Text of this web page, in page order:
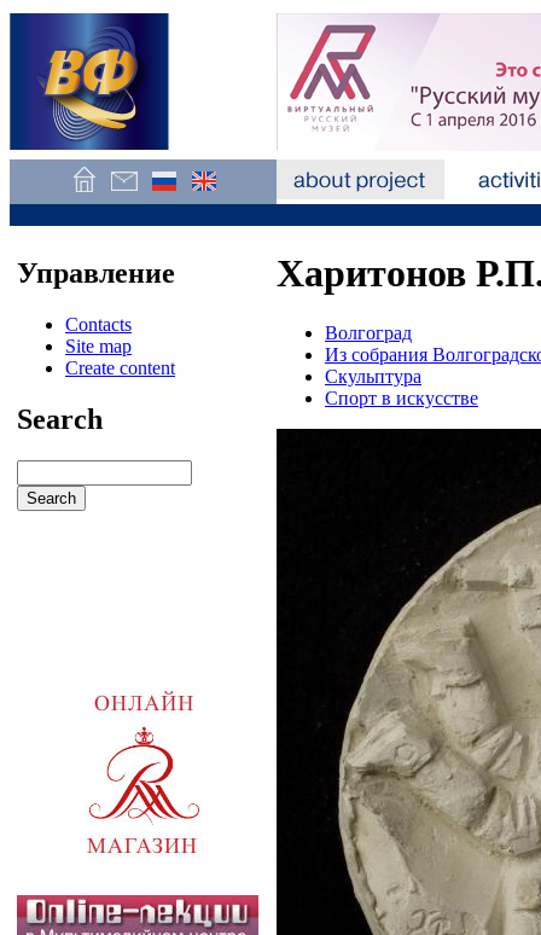
Управление
Contacts
Site map
Create content
Search
Харитонов
Волгоград
Из собрания
Скульптура
Спорт в искусстве